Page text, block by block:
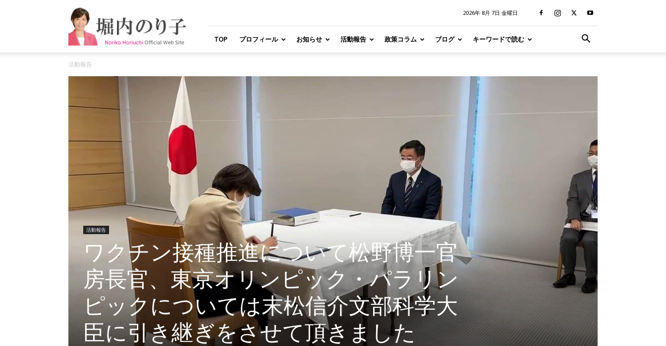
堀
内
の
り
オ
ブ
ト
2026年 8月 7日 金曜日
TOP プロフィール お知らせ 活動報告 政策コラム ブログ キーワードで読む
活動報告
活動報告
ワクチン接種推進について松野博一官
房長官、東京オリンピック・パラリン
ピックについては末松信介文部科学大
臣に引き継ぎをさせて頂きました